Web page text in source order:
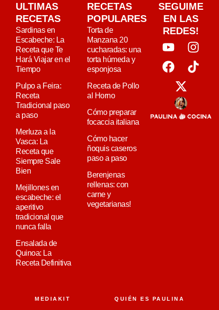
ULTIMAS
RECETAS
Sardinas en
Escabeche: La
Receta que Te
Hará Viajar en el
Tiempo
Pulpo a Feira:
Receta
Tradicional paso
a paso
Merluza a la
Vasca: La
Receta que
Siempre Sale
Bien
Mejillones en
escabeche: el
aperitivo
tradicional que
nunca falla
Ensalada de
Quinoa: La
Receta Definitiva
RECETAS
POPULARES
Torta de
Manzana 20
cucharadas: una
torta húmeda y
esponjosa
Receta de Pollo
al Horno
Cómo preparar
focaccia italiana
Cómo hacer
ñoquis caseros
paso a paso
Berenjenas
rellenas: con
carne y
vegetarianas!
SEGUIME
EN LAS
REDES!
MEDIAKIT QUIÉN ES PAULINA